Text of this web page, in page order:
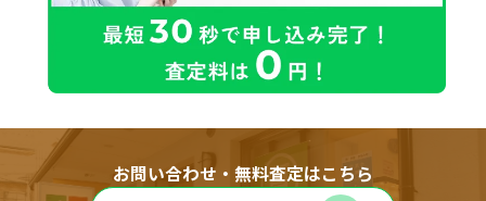
お問い合わせ・無料査定はこちら